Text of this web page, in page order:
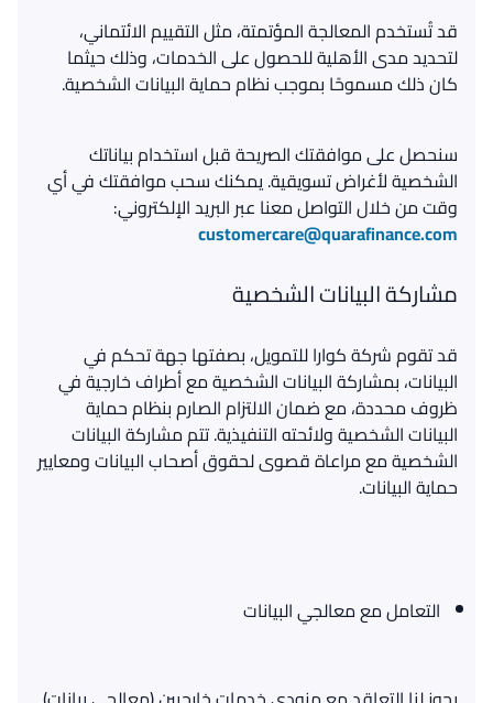
قد تُستخدم المعالجة المؤتمتة، مثل التقييم الائتماني،
لتحديد مدى الأهلية للحصول على الخدمات، وذلك حيثما
كان ذلك مسموحًا بموجب نظام حماية البيانات الشخصية.
سنحصل على موافقتك الصريحة قبل استخدام بياناتك
الشخصية لأغراض تسويقية.يمكنك سحب موافقتك في أي
وقت من خلال التواصل معنا عبر البريد الإلكتروني:
customercare@quarafinance.com
مشاركة البيانات الشخصية
قد تقوم شركة كوارا للتمويل، بصفتها جهة تحكم في
البيانات، بمشاركة البيانات الشخصية مع أطراف خارجية في
ظروف محددة، مع ضمان الالتزام الصارم بنظام حماية
البيانات الشخصية ولائحته التنفيذية.تتم مشاركة البيانات
الشخصية مع مراعاة قصوى لحقوق أصحاب البيانات ومعايير
حماية البيانات.
التعاملمعمعالجيالبيانات